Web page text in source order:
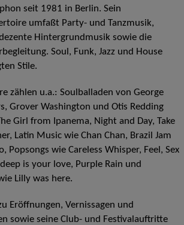
seit 1981 in Berlin. Sein
umfaßt Party- und Tanzmusik,
Hintergrundmusik sowie die
Soul, Funk, Jazz und House
Stile.
zählen u.a.: Soulballaden von George
Grover Washington und Otis Redding
Girl from Ipanema, Night and Day, Take
Latin Music wie Chan Chan, Brazil Jam
Popsongs wie Careless Whisper, Feel, Sex
is your love, Purple Rain und
Lilly was here.
Eröffnungen, Vernissagen und
sowie seine Club- und Festivalauftritte